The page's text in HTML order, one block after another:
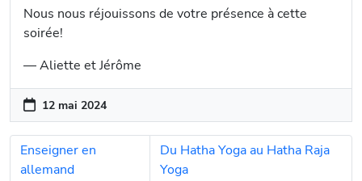
Nous nous réjouissons de votre présence à cette
soirée!
— Aliette et Jérôme
12 mai 2024
Enseigner en
allemand
Du Hatha Yoga au Hatha Raja
Yoga